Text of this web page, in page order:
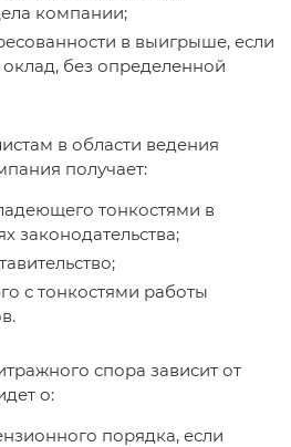
компании;
в выигрыше, если
оклад, без определенной
в области ведения
получает:
тонкостями в
законодательства;
с тонкостями работы
спора зависит от
о:
порядка, если